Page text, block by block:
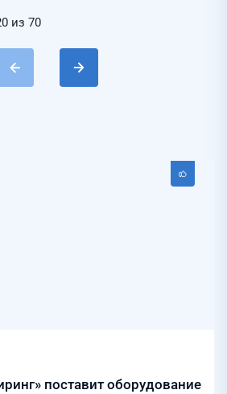
из 70
поставит оборудование